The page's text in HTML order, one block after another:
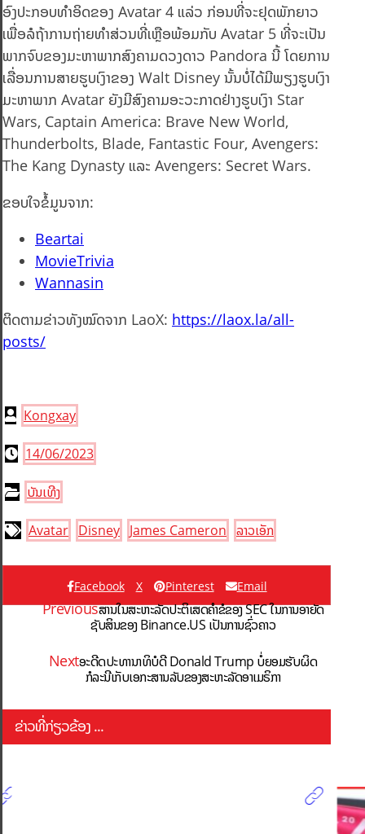
ອົງປະກອບທຳອິດຂອງ Avatar 4 ແລ່ວ ກ່ອນທີ່ຈະຢຸດພັກຍາວ
ເພື່ອລໍຖ້າການຖ່າຍທຳສ່ວນທີ່ເຫຼືອພ້ອມກັບ Avatar 5 ທີ່ຈະເປັນ
ພາກຈົບຂອງມະຫາພາກສົງຄາມດວງດາວ Pandora ນີ້ ໂດຍການ
ເລື່ອນການສາຍຮູບເງົາຂອງ Walt Disney ນັ້ນບໍ່ໄດ້ມີພຽງຮູບເງົາ
ມະຫາພາກ Avatar ຍັງມີສົງຄາມອະວະກາດຢ່າງຮູບເງົາ Star
Wars, Captain America: Brave New World,
Thunderbolts, Blade, Fantastic Four, Avengers:
The Kang Dynasty ແລະ Avengers: Secret Wars.
ຂອບໃຈຂໍ້ມູນຈາກ:
Beartai
MovieTrivia
Wannasin
ຕິດຕາມຂ່າວທັງໝົດຈາກ LaoX: https://laox.la/all-
posts/
Kongxay
14/06/2023
ບັນເທີງ
Avatar Disney James Cameron ລາວເອັກ
Facebook X Pinterest Email
Previousສານໃນສະຫະລັດປະຕິເສດຄຳຂໍຂອງ SEC ໃນການອາຍັດ
ຊັບສິນຂອງ Binance.US ເປັນການຊົ່ວຄາວ
Nextອະດີດປະທານາທິບໍດີ Donald Trump ບໍ່ຍອມຮັບຜິດ
ກໍລະນີເກັບເອກະສານລັບຂອງສະຫະລັດອາເມຣິກາ
ຂ່າວທີ່ກ່ຽວຂ້ອງ ...